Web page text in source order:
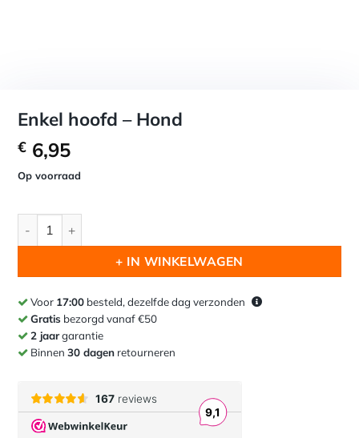
Enkel hoofd – Hond
€ 6,95
Op voorraad
Enkel hoofd - Hond aantal
+ IN WINKELWAGEN
Voor 17:00 besteld, dezelfde dag verzonden
Gratis bezorgd vanaf €50
2 jaargarantie
Binnen30 dagen retourneren